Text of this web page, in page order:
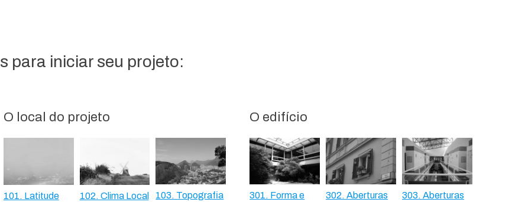
para iniciar seu projeto:
O local do projeto
101. Latitude 102. Clima Local 103. Topografia
O edifício
301. Forma e
302. Aberturas
303. Aberturas